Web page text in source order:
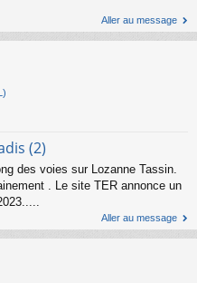
Aller au message
(2)
des voies sur Lozanne Tassin.
. Le site TER annonce un
Aller au message